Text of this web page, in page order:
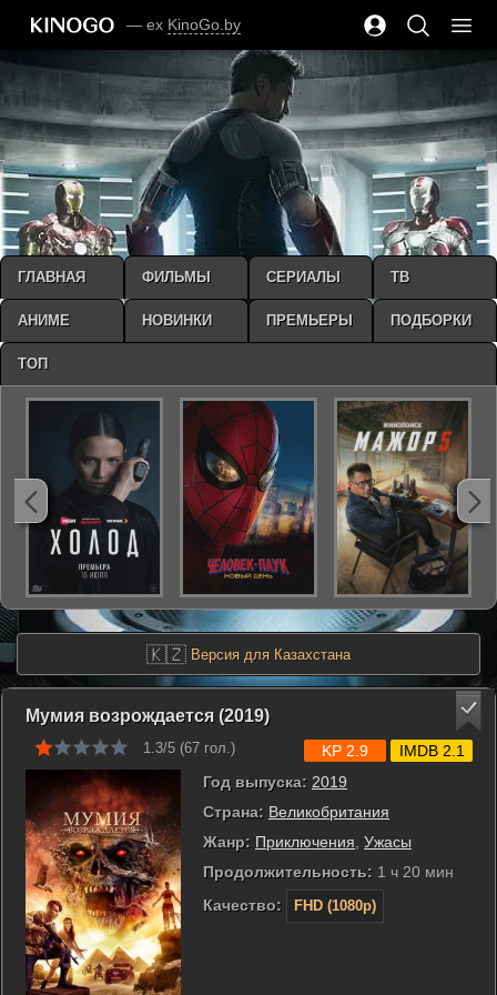
— ex KinoGo.by
🇰🇿 Версия для Казахстана
Мумия возрождается (2019)
1.3/5 (67 гол.)
Год выпуска: 2019
Страна: Великобритания
Жанр: Приключения Ужасы
Продолжительность: 1 ч 20 мин
Качество:
FHD (1080p)
KP 2.9 IMDB 2.1
ГЛАВНАЯ ФИЛЬМЫ СЕРИАЛЫ ТВ
АНИМЕ НОВИНКИ ПРЕМЬЕРЫ ПОДБОРКИ
ТОП